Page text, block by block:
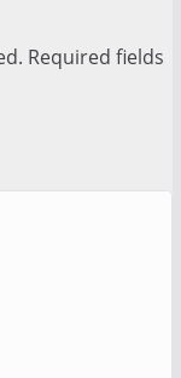
Required fields